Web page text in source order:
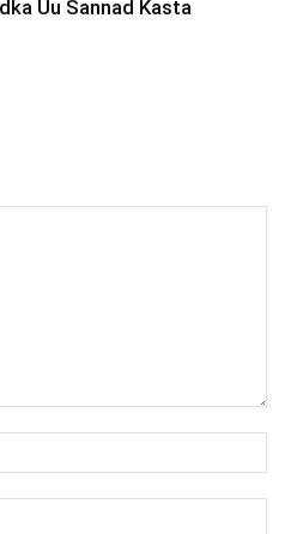
Uu Sannad Kasta